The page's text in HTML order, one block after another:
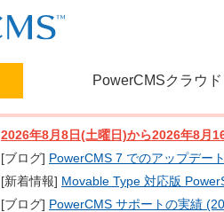
PowerCMSクラウド
2026年8月8日(土曜日)から2026年8月
[ブログ] PowerCMS 7 でのアップデー
[新着情報] Movable Type 対応版
[ブログ] PowerCMS サポートの実績